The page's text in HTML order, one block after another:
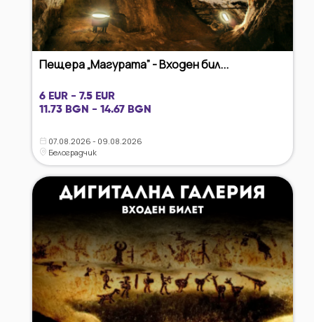
Пещера „Магурата” - Входен бил...
6 EUR - 7.5 EUR
11.73 BGN - 14.67 BGN
07.08.2026 - 09.08.2026
Белоградчик